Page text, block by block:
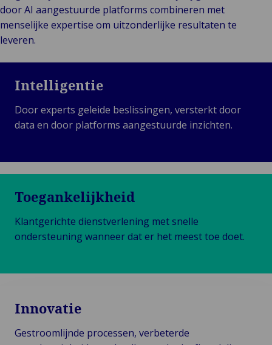
door AI aangestuurde platforms combineren met
menselijke expertise om uitzonderlijke resultaten te
leveren.
Intelligentie
Door experts geleide beslissingen, versterkt door
data en door platforms aangestuurde inzichten.
Toegankelijkheid
Klantgerichte dienstverlening met snelle
ondersteuning wanneer dat er het meest toe doet.
Innovatie
Gestroomlijnde processen, verbeterde